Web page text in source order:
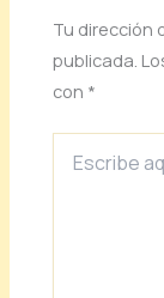
Tu dirección
publicada.
con *
aquí...